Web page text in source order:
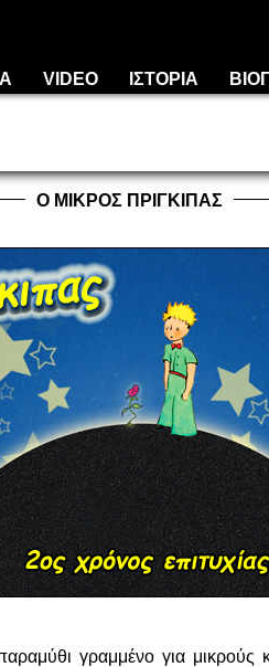
VIDEO ΙΣΤΟΡΙΑ
Ο ΜΙΚΡΟΣ ΠΡΙΓΚΙΠΑΣ
γραμμένο για